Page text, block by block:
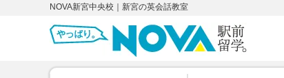
NOVA新宮中央校｜新宮の英会話教室